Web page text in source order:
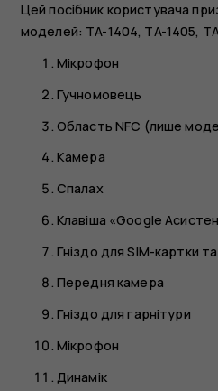
Цей посібник користувача
моделей: TA-1404, TA-1405,
Мікрофон
Гучномовець
Область NFC (лише
Камера
Спалах
Клавіша «Google
Гніздо для SIM-картки
Передня камера
Гніздо для гарнітури
Мікрофон
Динамік